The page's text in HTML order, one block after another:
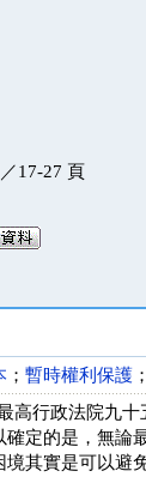
／17-27 頁
； 暫時權利保護 ；
高行政法院九
定的是，無論
其實是可以避